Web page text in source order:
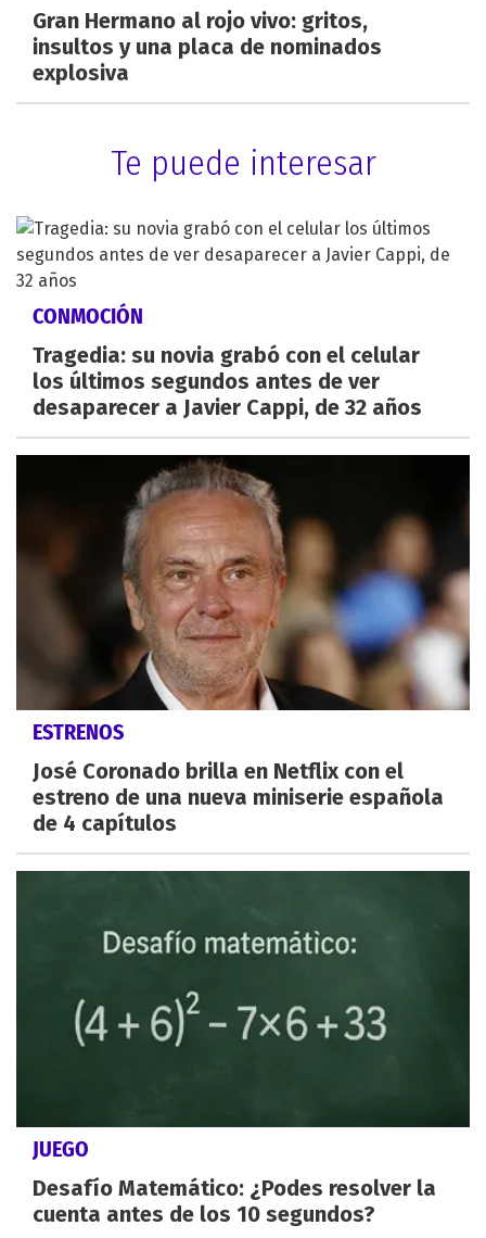
Gran Hermano al rojo vivo: gritos,
insultos y una placa de nominados
explosiva
Te puede interesar
CONMOCIÓN
Tragedia: su novia grabó con el celular
los últimos segundos antes de ver
desaparecer a Javier Cappi, de 32 años
ESTRENOS
José Coronado brilla en Netflix con el
estreno de una nueva miniserie española
de 4 capítulos
JUEGO
Desafío Matemático: ¿Podes resolver la
cuenta antes de los 10 segundos?